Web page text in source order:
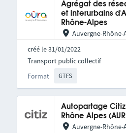
Agrégat des
et interurbains
Rhône-Alpes
Auvergne-Rhône-
créé le 31/01/2022
Format GTFS
Transport public collectif
Autopartage
Rhône Alpes
Auvergne-Rhône-